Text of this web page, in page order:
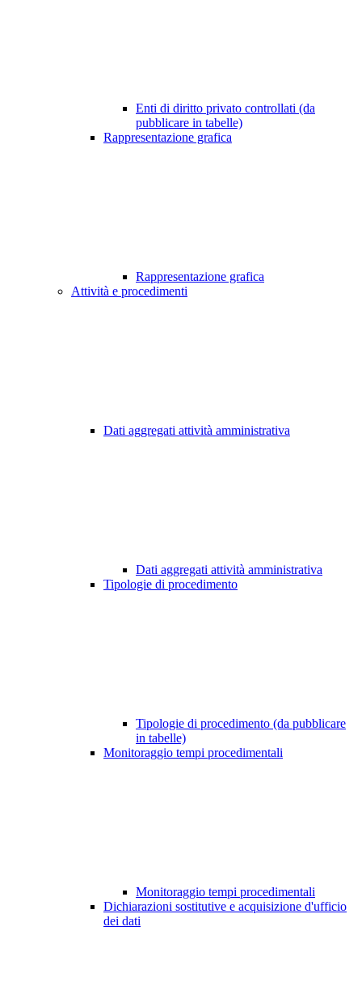
Enti di diritto privato controllati (da
pubblicare in tabelle)
Rappresentazione grafica
Rappresentazione grafica
Attività e procedimenti
Dati aggregati attività amministrativa
Dati aggregati attività amministrativa
Tipologie di procedimento
Tipologie di procedimento (da pubblicare
in tabelle)
Monitoraggio tempi procedimentali
Monitoraggio tempi procedimentali
Dichiarazioni sostitutive e acquisizione d'ufficio
dei dati